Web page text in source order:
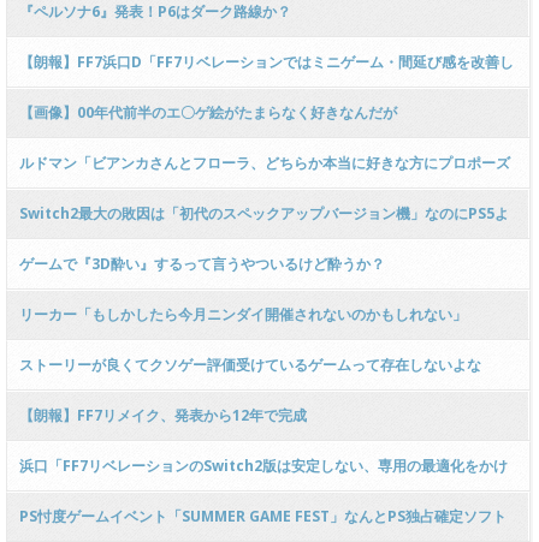
『ペルソナ6』発表！P6はダーク路線か？
【朗報】FF7浜口D「FF7リベレーションではミニゲーム・間延び感を改善し
た。本当に完結する」
【画像】00年代前半のエ〇ゲ絵がたまらなく好きなんだが
ルドマン「ビアンカさんとフローラ、どちらか本当に好きな方にプロポーズ
するのだ」
Switch2最大の敗因は「初代のスペックアップバージョン機」なのにPS5よ
り低性能だった事
ゲームで『3D酔い』するって言うやついるけど酔うか？
リーカー「もしかしたら今月ニンダイ開催されないのかもしれない」
ストーリーが良くてクソゲー評価受けているゲームって存在しないよな
【朗報】FF7リメイク、発表から12年で完成
浜口「FF7リベレーションのSwitch2版は安定しない、専用の最適化をかけ
ないといけない」
PS忖度ゲームイベント「SUMMER GAME FEST」なんとPS独占確定ソフト